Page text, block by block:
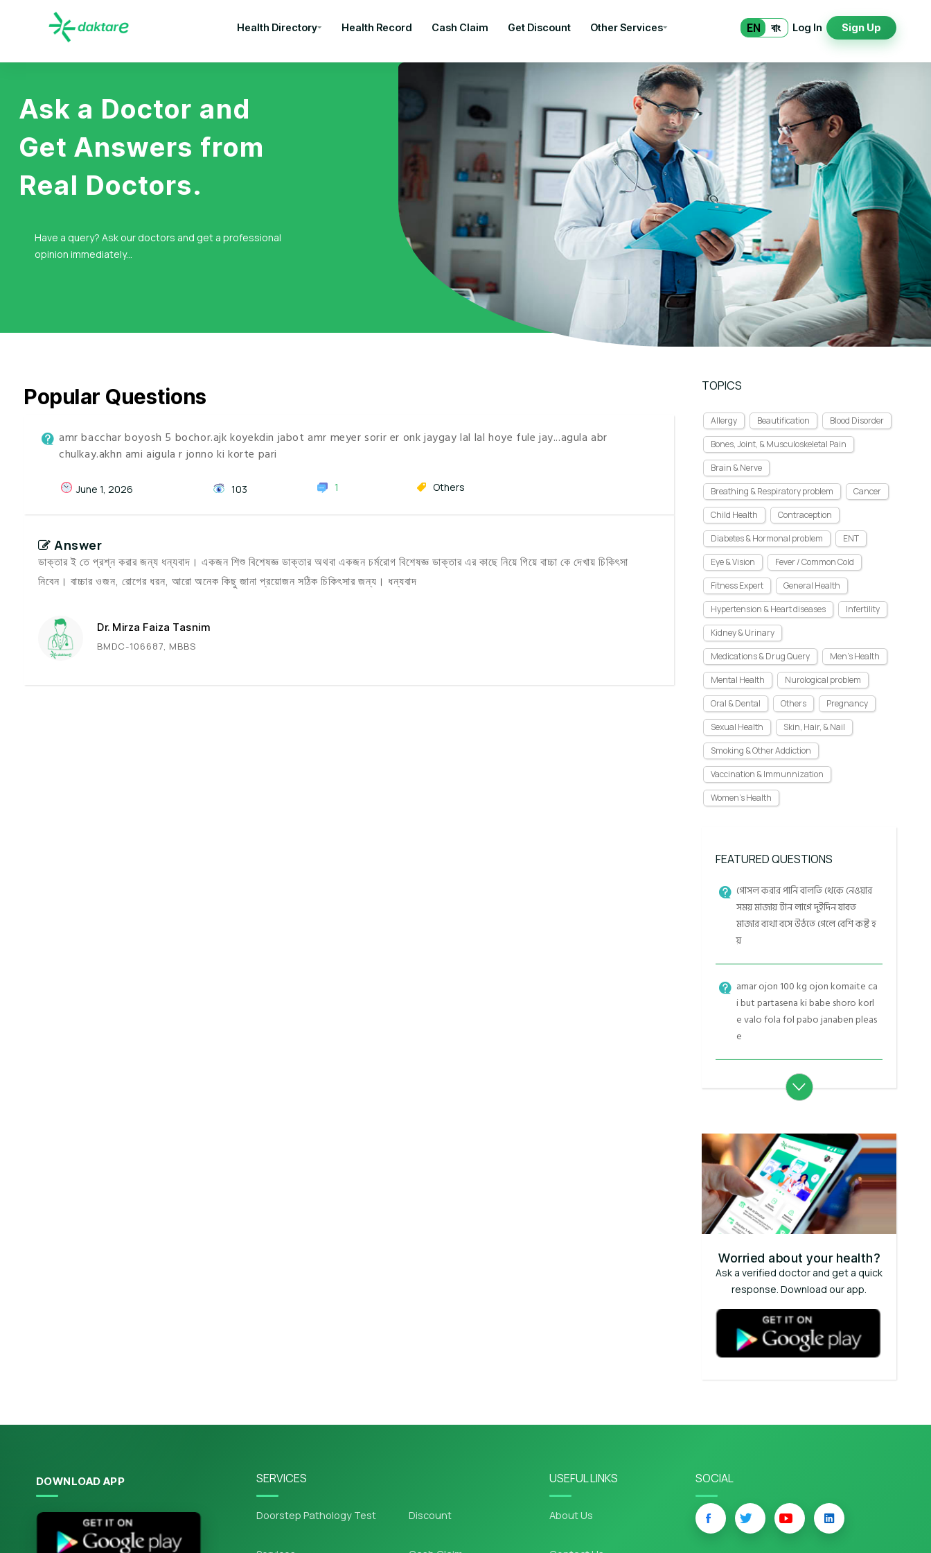
Health Directory Health Record Cash Claim Get Discount Other Services EN বাং Log In Sign Up
Ask a Doctor and
Get Answers from
Real Doctors.
Have a query? Ask our doctors and get a professional
opinion immediately...
Popular Questions
amr bacchar boyosh 5 bochor.ajk koyekdin jabot amr meyer sorir er onk jaygay lal lal hoye fule jay...agula abr
chulkay.akhn ami aigula r jonno ki korte pari
June 1, 2026 103 1 Others
Answer
ডাক্তার ই তে প্রশ্ন করার জন্য ধন্যবাদ। একজন শিশু বিশেষজ্ঞ ডাক্তার অথবা একজন চর্মরোগ বিশেষজ্ঞ ডাক্তার এর কাছে নিয়ে গিয়ে বাচ্চা কে দেখায় চিকিৎসা
নিবেন। বাচ্চার ওজন, রোগের ধরন, আরো অনেক কিছু জানা প্রয়োজন সঠিক চিকিৎসার জন্য। ধন্যবাদ
Dr. Mirza Faiza Tasnim
BMDC-106687, MBBS
TOPICS
Allergy Beautification
Blood Disorder
Bones, Joint, & Musculoskeletal Pain
Brain & Nerve
Breathing & Respiratory problem
Cancer
Child Health
Contraception
Diabetes & Hormonal problem
ENT
Eye & Vision
Fever / Common Cold
Fitness Expert
General Health
Hypertension & Heart diseases
Infertility
Kidney & Urinary
Medications & Drug Query
Men's Health
Mental Health
Nurological problem
Oral & Dental
Others
Pregnancy
Sexual Health
Skin, Hair, & Nail
Smoking & Other Addiction
Vaccination & Immunnization
Women's Health
FEATURED QUESTIONS
গোসল করার পানি বালতি থেকে নেওয়ার
সময় মাজায় টান লাগে দুইদিন যাবত
মাজার ব্যথা বসে উঠতে গেলে বেশি কষ্ট হ
য়
amar ojon 100 kg ojon komaite ca
i but partasena ki babe shoro korl
e valo fola fol pabo janaben pleas
e
Worried about your health?
Ask a verified doctor and get a quick
response. Download our app.
DOWNLOAD APP SERVICES
Doorstep Pathology Test Discount
USEFUL LINKS
About Us
SOCIAL